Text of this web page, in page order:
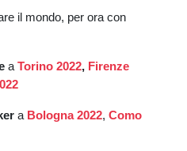
il mondo, per ora con
a Torino 2022, Firenze
a Bologna 2022, Como